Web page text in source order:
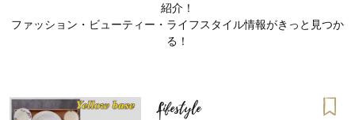
紹介！
ファッション・ビューティー・ライフスタイル情報がきっと見つか
る！
Lifestyle